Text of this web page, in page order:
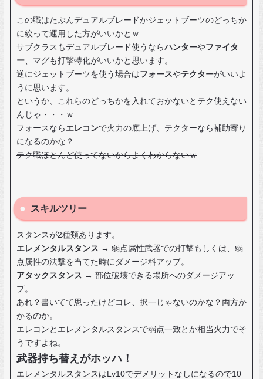
この職はたぶんデュアルブレードかジェットブーツのどっちか
に絞って運用した方がいいかとｗ
サブクラスもデュアルブレード使うならハンターやファイタ
ー 、マグも打撃特化がいいかと思います。
逆にジェットブーツを使う場合はフォースやテクターがいいよ
うに思います。
というか、これらのどっちかを入れておかないとテク使えない
んじゃ・・・ｗ
フォースなら エレコンで火力の底上げ、テクターなら補助寄り
になるのかな？
テク職ほとんど使ってないからよくわからないｗ
スキルツリー
スタンスが2種類あります。
エレメンタルスタンス → 弱点属性武器での打撃もしくは、弱
点属性の法撃を当てた時にダメージ料アップ。
アタックスタンス → 部位破壊できる場所へのダメージアッ
プ。
あれ？書いてて思ったけどコレ、択一じゃないのかな？両方か
かるのか。
エレコンとエレメンタルスタンスで弱点一致とか相当火力でそ
うですよね。
武器持ち替えがホッハ！
エレメンタルスタンスはLv10でデメリットなしになるので10